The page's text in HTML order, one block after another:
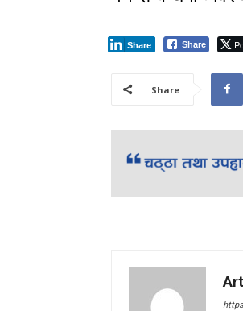
Share
Share
Share